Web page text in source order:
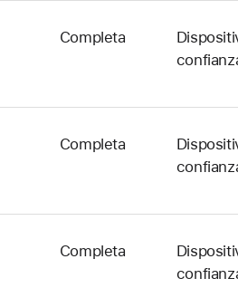
Completa
Completa
Completa